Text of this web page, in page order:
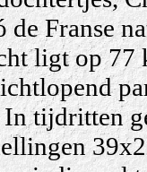
de Franse
ligt op 77
In tijdritten